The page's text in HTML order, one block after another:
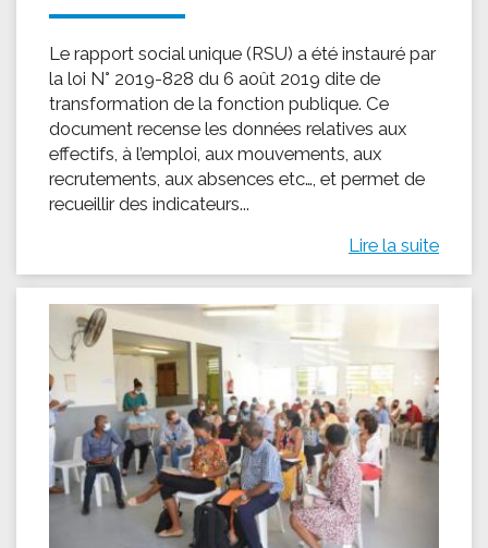
Le rapport social unique (RSU) a été instauré par
la loi N° 2019-828 du 6 août 2019 dite de
transformation de la fonction publique. Ce
document recense les données relatives aux
effectifs, à l’emploi, aux mouvements, aux
recrutements, aux absences etc…, et permet de
recueillir des indicateurs...
Lire la suite